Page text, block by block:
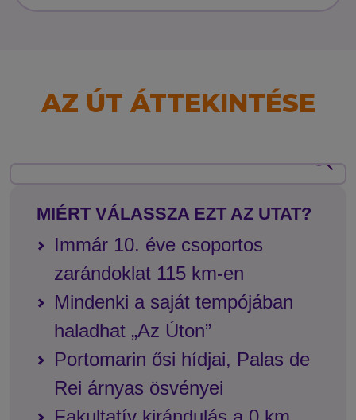
AZ ÚT ÁTTEKINTÉSE
MIÉRT VÁLASSZA EZT AZ UTAT?
Immár 10. éve csoportos
zarándoklat 115 km-en
Mindenki a saját tempójában
haladhat „Az Úton”
Portomarin ősi hídjai, Palas de
Rei árnyas ösvényei